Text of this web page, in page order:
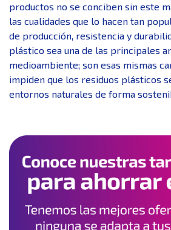
productos no se conciben sin este
las cualidades que lo hacen tan
de producción, resistencia y
plástico sea una de las principales
medioambiente; son esas mismas
impiden que los residuos plásticos
entornos naturales de forma